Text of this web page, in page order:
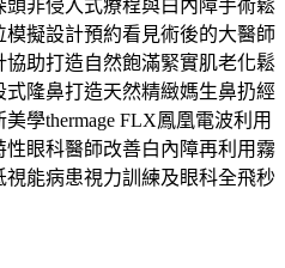
非侵入式療程與白內障手術鬆
擬設計預約看見術後的大醫師
助打造自然飽滿緊實肌老化鬆
隆鼻打造天然精緻媽生鼻扔經
學thermage FLX鳳凰電波利用
眼科醫師改善白內障再利用霧
能病患視力訓練及眼科全飛秒